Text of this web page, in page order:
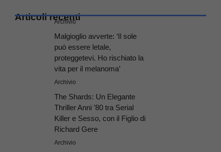
Articoli recenti
Archivio
Malgioglio avverte: ‘Il sole
può essere letale,
proteggetevi. Ho rischiato la
vita per il melanoma’
Archivio
The Shards: Un Elegante
Thriller Anni ’80 tra Serial
Killer e Sesso, con il Figlio di
Richard Gere
Archivio